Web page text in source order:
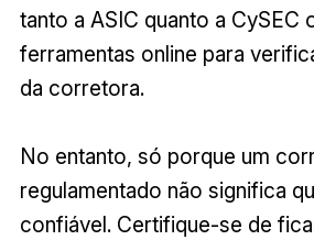
tanto a ASIC quanto a CySEC
ferramentas online para
da corretora.
No entanto, só porque um
regulamentado não significa
confiável. Certifique-se de